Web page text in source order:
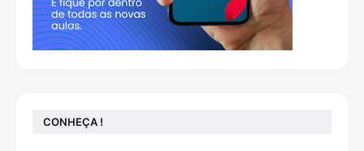
CONHEÇA !